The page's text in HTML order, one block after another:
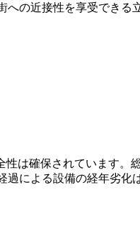
の近接性を享受でき
は確保されています
による設備の経年劣